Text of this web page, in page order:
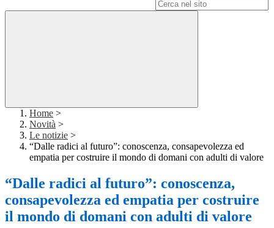
Home >
Novità >
Le notizie >
“Dalle radici al futuro”: conoscenza, consapevolezza ed
empatia per costruire il mondo di domani con adulti di valore
“Dalle radici al futuro”: conoscenza,
consapevolezza ed empatia per costruire
il mondo di domani con adulti di valore